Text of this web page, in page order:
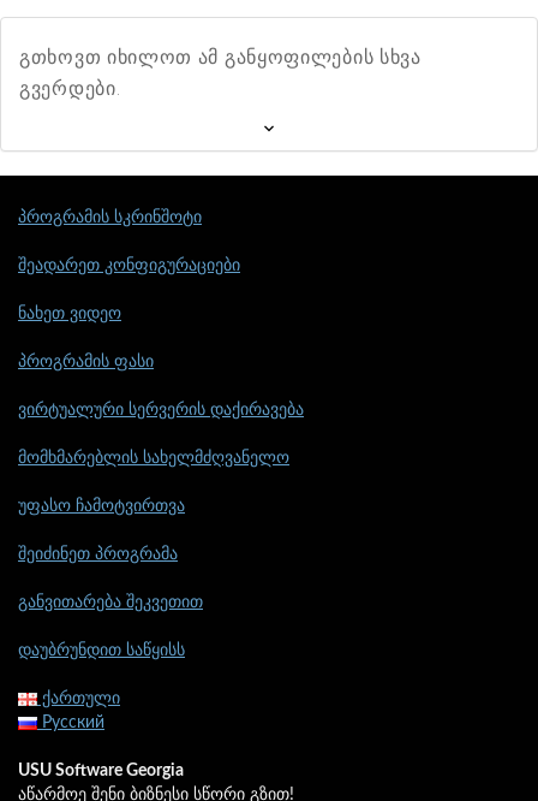
გთხოვთ იხილოთ ამ განყოფილების სხვა
გვერდები.
პროგრამის სკრინშოტი
შეადარეთ კონფიგურაციები
ნახეთ ვიდეო
პროგრამის ფასი
ვირტუალური სერვერის დაქირავება
მომხმარებლის სახელმძღვანელო
უფასო ჩამოტვირთვა
შეიძინეთ პროგრამა
განვითარება შეკვეთით
დაუბრუნდით საწყისს
ქართული
Русский
USU Software Georgia
აწარმოე შენი ბიზნესი სწორი გზით!